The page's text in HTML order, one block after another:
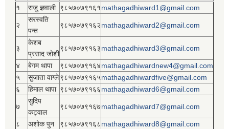
१ राजु ज्ञवाली ९८५७०७९१६१mathagadhiward1@gmail.com
२
सरस्वति
पन्त
९८५७०७९१६२mathagadhiward2@gmail.com
३
केशब
प्रसाद जोशी
९८५७०७९१६३mathagadhiward3@gmail.com
४ बेगम थापा ९८५७०७९१६४mathagadhiwardnew4@gmail.com
५
सुजाता वाग्ले९८५७०७९१६५mathagadhiwardfive@gmail.com
६
हिमाल थापा ९८५७०७९१६६mathagadhiward6@gmail.com
७
सुदिप
कट्वाल
९८५७०७९१६७mathagadhiward7@gmail.com
८ अशोक पुन ९८५७०७९१६८mathagadhiward8@gmail.com